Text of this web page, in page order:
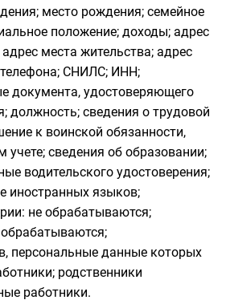
место рождения; семейное
положение; доходы; адрес
места жительства; адрес
телефона; СНИЛС; ИНН;
документа, удостоверяющего
должность; сведения о трудовой
к воинской обязанности,
учете; сведения об образовании;
водительского удостоверения;
иностранных языков;
не обрабатываются;
персональные данные которых
родственники
работники.